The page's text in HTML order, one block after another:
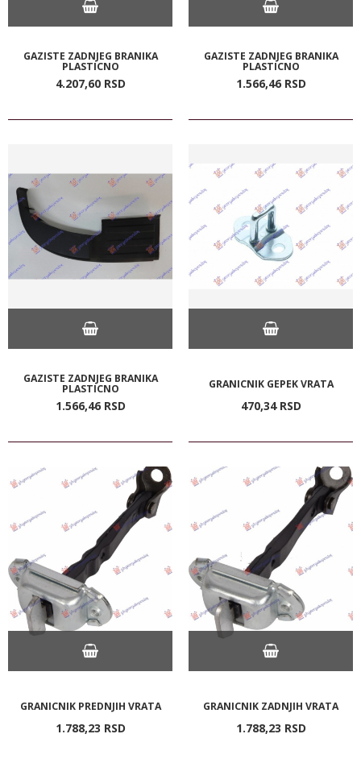
GAZISTE ZADNJEG BRANIKA
PLASTICNO
4.207,60 RSD
GAZISTE ZADNJEG BRANIKA
PLASTICNO
1.566,46 RSD
GAZISTE ZADNJEG BRANIKA
PLASTICNO
1.566,46 RSD
GRANICNIK GEPEK VRATA
470,34 RSD
GRANICNIK PREDNJIH VRATA
1.788,23 RSD
GRANICNIK ZADNJIH VRATA
1.788,23 RSD